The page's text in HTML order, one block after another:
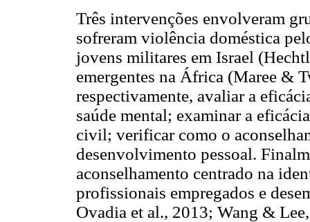
Três intervenções envolveram
sofreram violência doméstica
jovens militares em Israel
emergentes na África (Maree &
respectivamente, avaliar a
saúde mental; examinar a
civil; verificar como o
desenvolvimento pessoal.
aconselhamento centrado na
profissionais empregados e
Ovadia et al., 2013; Wang &